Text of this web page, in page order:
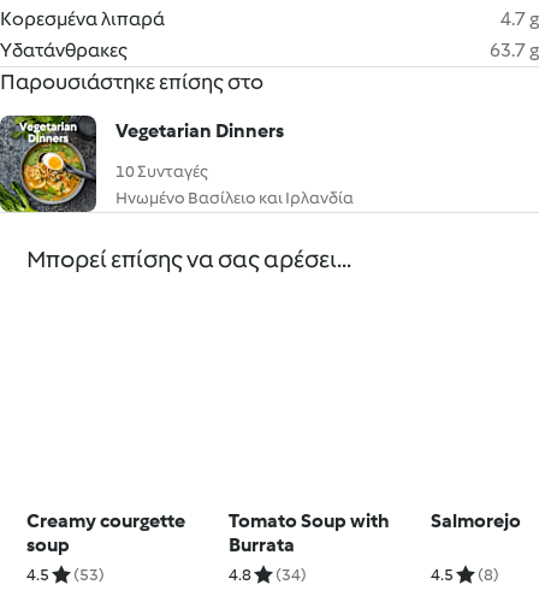
Κορεσμένα λιπαρά
4.7 g
Υδατάνθρακες
63.7 g
Παρουσιάστηκε επίσης στο
Vegetarian Dinners
10 Συνταγές
Ηνωμένο Βασίλειο και Ιρλανδία
Μπορεί επίσης να σας αρέσει...
Creamy courgette
soup
4.5 (53)
Tomato Soup with
Burrata
4.8 (34)
Salmorejo
4.5 (8)